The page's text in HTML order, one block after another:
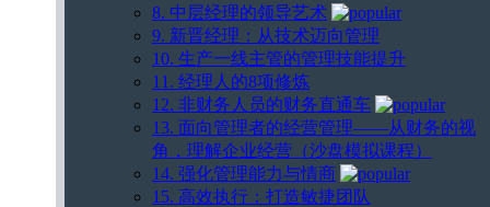
8. 中层经理的领导艺术
9. 新晋经理：从技术迈向管理
10. 生产一线主管的管理技能提升
11. 经理人的8项修炼
12. 非财务人员的财务直通车
13. 面向管理者的经营管理——从财务的视
角，理解企业经营（沙盘模拟课程）
14. 强化管理能力与情商
15. 高效执行：打造敏捷团队